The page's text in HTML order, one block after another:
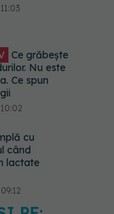
Ce grăbește
Nu este
Ce spun
cu
când
lactate